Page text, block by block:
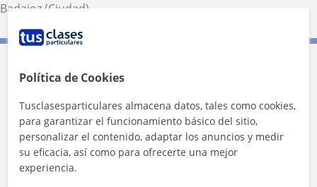
Badajoz (Ciudad)
Contacta con María
Tarifa 11€/h
Política de Cookies
Tusclasesparticulares almacena datos, tales como cookies,
para garantizar el funcionamiento básico del sitio,
personalizar el contenido, adaptar los anuncios y medir
su eficacia, así como para ofrecerte una mejor
experiencia.